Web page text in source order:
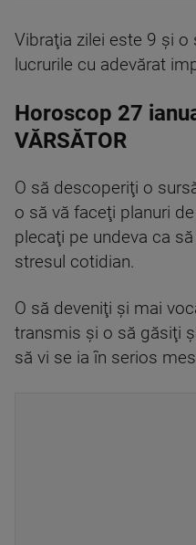
Vibraţia zilei este 9 şi
lucrurile cu adevărat
Horoscop 27
VĂRSĂTOR
O să descoperiţi o
o să vă faceţi planuri
plecaţi pe undeva ca
stresul cotidian.
O să deveniţi şi mai
transmis şi o să găsiţi
să vi se ia în serios